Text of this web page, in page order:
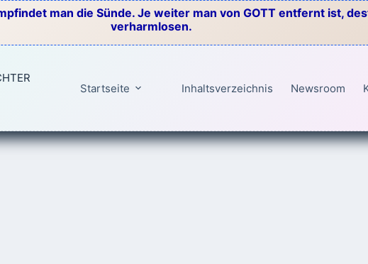
man die Sünde. Je weiter man von GOTT entfernt ist,
verharmlosen.
Startseite Inhaltsverzeichnis Newsroom